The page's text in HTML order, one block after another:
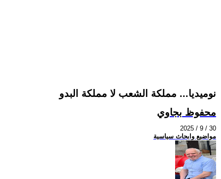
نوميديا... مملكة الشعب لا مملكة البدو
محفوظ بجاوي
2025 / 9 / 30
مواضيع وابحاث سياسية